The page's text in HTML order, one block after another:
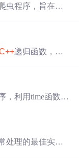
虫程序，旨在从
快。
递归函数，并
，利用time函数作
处理的最佳实